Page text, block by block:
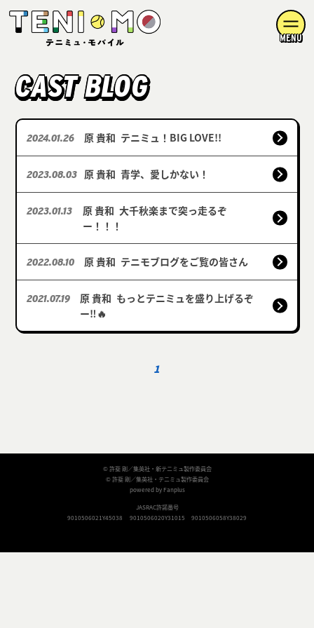
MENU
CAST BLOG
2024.01.26 原 貴和 テニミュ！BIG LOVE!!
2023.08.03 原 貴和 青学、愛しかない！
2023.01.13 原 貴和 大千秋楽まで突っ走るぞ
ー！！！
2022.08.10 原 貴和 テニモブログをご覧の皆さん
2021.07.19 原 貴和 もっとテニミュを盛り上げるぞ
ー‼️🔥
1
© 許斐 剛／集英社・新テニミュ製作委員会
© 許斐 剛／集英社・テニミュ製作委員会
powered by Fanplus
JASRAC許諾番号
9010506021Y45038
9010506020Y31015 9010506058Y38029